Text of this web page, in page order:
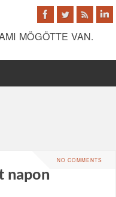
MÖGÖTTE VAN.
NO COMMENTS
napon